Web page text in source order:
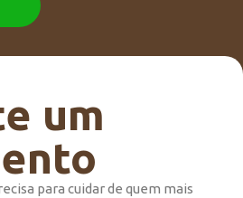
um
para cuidar de quem mais